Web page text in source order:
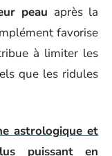
peau après la
favorise
à limiter les
que les ridules
astrologique et
puissant en